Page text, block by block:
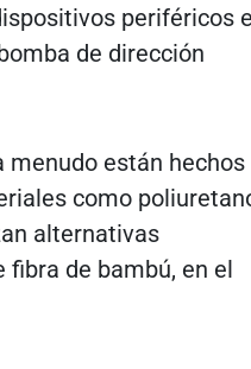
periféricos
de dirección
menudo están hechos
como
alternativas
de bambú, en el